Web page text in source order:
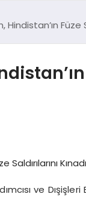
Füze
ve